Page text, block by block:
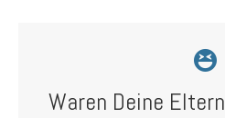
Waren Deine